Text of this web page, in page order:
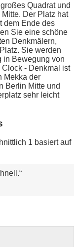
Quadrat und
Der Platz hat
dem Ende des
Sie eine schöne
Denkmälern,
Sie werden
in Bewegung von
- Denkmal ist
Mekka der
Berlin Mitte und
sehr leicht
1 basiert auf